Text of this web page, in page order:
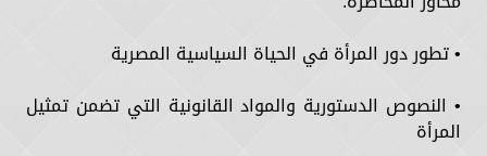
• تطور دور المرأة في الحياة السياسية المصرية
• النصوص الدستورية والمواد القانونية التي تضمن تمثيل
المرأة